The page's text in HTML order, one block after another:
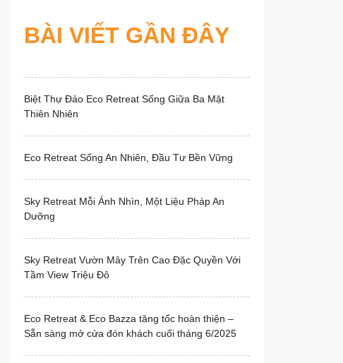
BÀI VIẾT GẦN ĐÂY
Biệt Thự Đảo Eco Retreat Sống Giữa Ba Mặt
Thiên Nhiên
Eco Retreat Sống An Nhiên, Đầu Tư Bền Vững
Sky Retreat Mỗi Ánh Nhìn, Một Liệu Pháp An
Dưỡng
Sky Retreat Vườn Mây Trên Cao Đặc Quyền Với
Tầm View Triệu Đô
Eco Retreat & Eco Bazza tăng tốc hoàn thiện –
Sẵn sàng mở cửa đón khách cuối tháng 6/2025